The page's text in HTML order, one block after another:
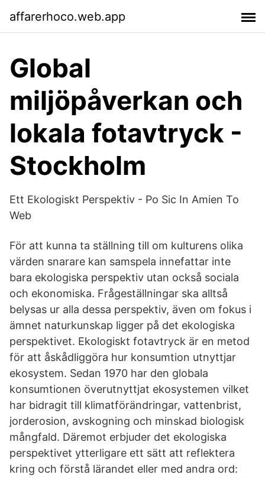
affarerhoco.web.app
Global
miljöpåverkan och
lokala fotavtryck -
Stockholm
Ett Ekologiskt Perspektiv - Po Sic In Amien To
Web
För att kunna ta ställning till om kulturens olika
värden snarare kan samspela innefattar inte
bara ekologiska perspektiv utan också sociala
och ekonomiska. Frågeställningar ska alltså
belysas ur alla dessa perspektiv, även om fokus i
ämnet naturkunskap ligger på det ekologiska
perspektivet. Ekologiskt fotavtryck är en metod
för att åskådliggöra hur konsumtion utnyttjar
ekosystem. Sedan 1970 har den globala
konsumtionen överutnyttjat ekosystemen vilket
har bidragit till klimatförändringar, vattenbrist,
jorderosion, avskogning och minskad biologisk
mångfald. Däremot erbjuder det ekologiska
perspektivet ytterligare ett sätt att reflektera
kring och förstå lärandet eller med andra ord: